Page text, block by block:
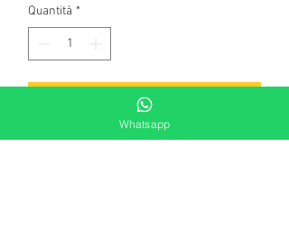
Quantità *
Aggiungi al carrello
Whatsapp